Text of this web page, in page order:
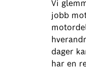
Vi
jobb
dager
har en